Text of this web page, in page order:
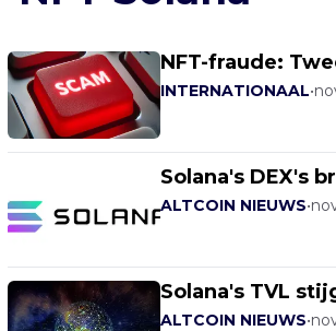
NFT-fraude:
INTERNATIONAAL•
Solana's DEX's
ALTCOIN NIEUWS•
Solana's TVL
ALTCOIN NIEUWS•